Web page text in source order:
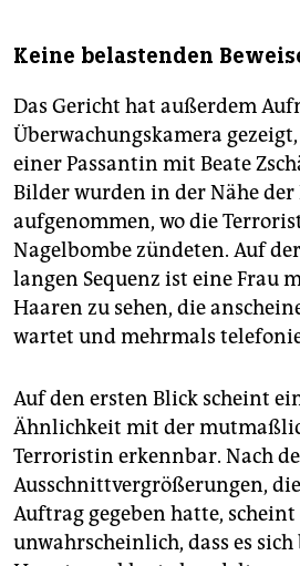
Keine belastenden
Das Gericht hat außerdem
Überwachungskamera
einer Passantin mit Beate
Bilder wurden in der Nähe
aufgenommen, wo die
Nagelbombe zündeten. Auf
langen Sequenz ist eine Frau
Haaren zu sehen, die
wartet und mehrmals
Auf den ersten Blick scheint
Ähnlichkeit mit der
Terroristin erkennbar. Nach
Ausschnittvergrößerungen,
Auftrag gegeben hatte, scheint
unwahrscheinlich, dass es